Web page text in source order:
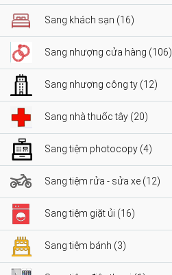
Sang khách sạn (16)
Sang nhượng cửa hàng (106)
Sang nhượng công ty (12)
Sang nhà thuốc tây (20)
Sang tiệm photocopy (4)
Sang tiệm rửa - sửa xe (12)
Sang tiệm giặt ủi (16)
Sang tiệm bánh (3)